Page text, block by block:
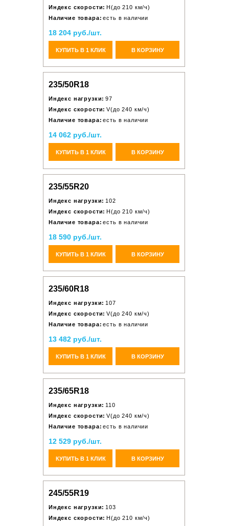
Индекс скорости: H(до 210 км/ч)
Наличие товара: есть в наличии
18 204 руб./шт.
КУПИТЬ В 1 КЛИК В КОРЗИНУ
235/50R18
Индекс нагрузки: 97
Индекс скорости: V(до 240 км/ч)
Наличие товара: есть в наличии
14 062 руб./шт.
КУПИТЬ В 1 КЛИК В КОРЗИНУ
235/55R20
Индекс нагрузки: 102
Индекс скорости: H(до 210 км/ч)
Наличие товара: есть в наличии
18 590 руб./шт.
КУПИТЬ В 1 КЛИК В КОРЗИНУ
235/60R18
Индекс нагрузки: 107
Индекс скорости: V(до 240 км/ч)
Наличие товара: есть в наличии
13 482 руб./шт.
КУПИТЬ В 1 КЛИК В КОРЗИНУ
235/65R18
Индекс нагрузки: 110
Индекс скорости: V(до 240 км/ч)
Наличие товара: есть в наличии
12 529 руб./шт.
КУПИТЬ В 1 КЛИК В КОРЗИНУ
245/55R19
Индекс нагрузки: 103
Индекс скорости: H(до 210 км/ч)